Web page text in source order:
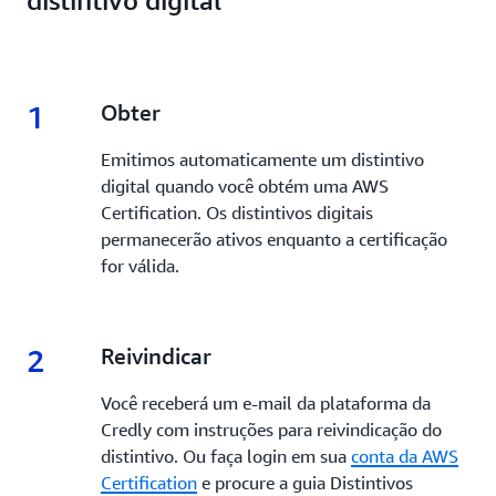
distintivos obtidos na AWS Certification. Com os
1 1.
Obter
Emitimos automaticamente um distintivo
digital quando você obtém uma AWS
Certification. Os distintivos digitais
permanecerão ativos enquanto a certificação
for válida.
2 2.
Reivindicar
Você receberá um e-mail da plataforma da
Credly com instruções para reivindicação do
distintivo. Ou faça login em sua conta da AWS
Certificatione procure a guia Distintivos